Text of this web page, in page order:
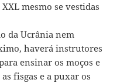
mesmo se vestidas
da Ucrânia nem
haverá instrutores
ensinar os moços e
fisgas e a puxar os